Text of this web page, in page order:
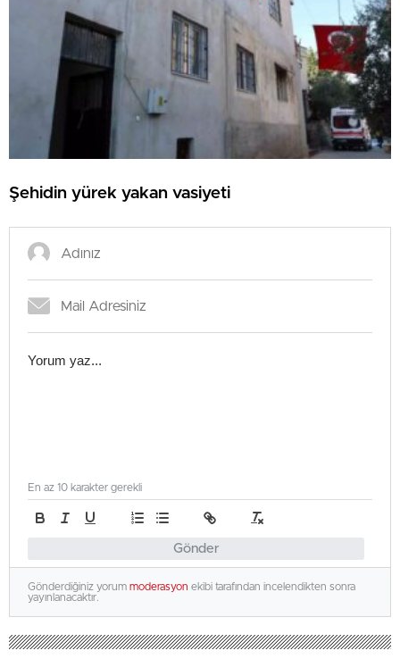
Şehidin yürek yakan vasiyeti
Gönder
En az 10 karakter gerekli
Gönderdiğiniz yorum moderasyon ekibi tarafından incelendikten sonra
yayınlanacaktır.